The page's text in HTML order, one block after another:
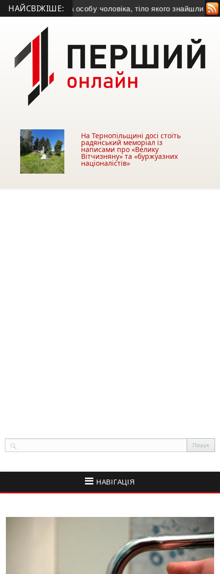
НАЙСВІЖІШЕ:
встановила особу чоловіка, тіло якого знайшли біля
На Тернопільщині досі стоїть
радянський меморіал із
написами про «Велику
Вітчизняну» та «буржуазних
націоналістів»
НАВІГАЦІЯ